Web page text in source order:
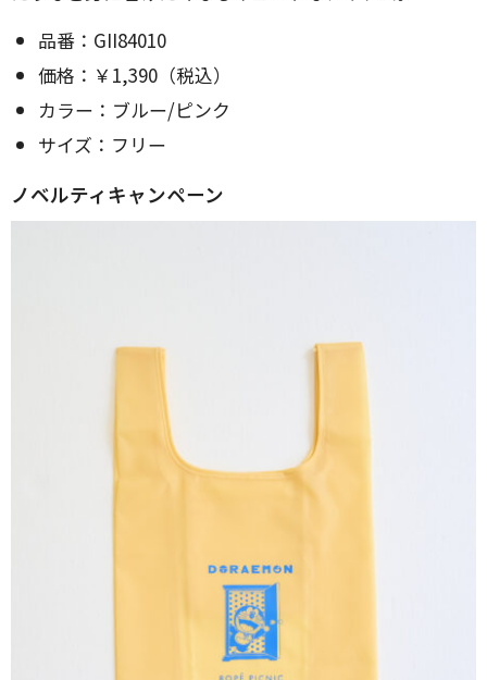
品番：GII84010
価格：￥1,390（税込）
カラー：ブルー/ピンク
サイズ：フリー
ノベルティキャンペーン